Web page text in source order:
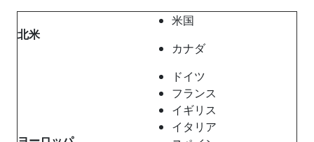
北米
米国
カナダ
ドイツ
フランス
イギリス
イタリア